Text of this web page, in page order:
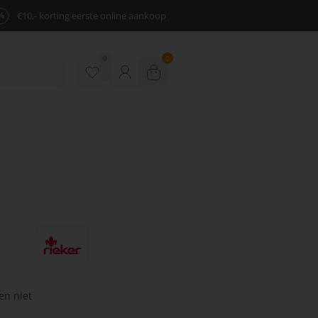
€10,- korting eerste online aankoop
0 0
niet